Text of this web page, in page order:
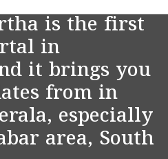
is the first
in
it brings you
from in
especially
area, South